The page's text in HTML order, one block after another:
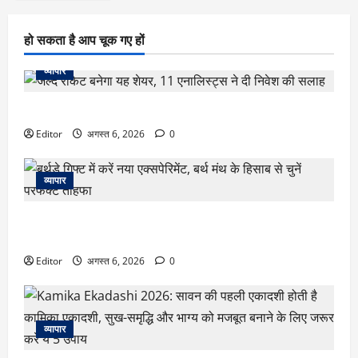
हो सकता है आप चूक गए हों
व्यापार
Editor अगस्त 6, 2026 0
व्यापार
Editor अगस्त 6, 2026 0
व्यापार